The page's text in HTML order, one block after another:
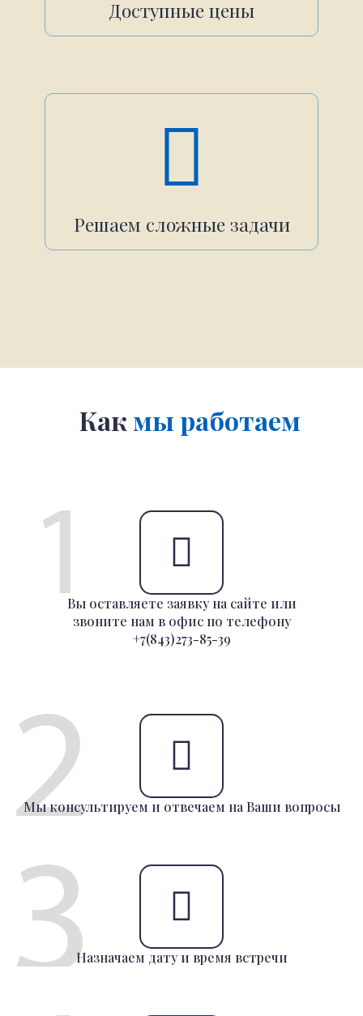
Доступные цены
Решаем сложные задачи
Какмы работаем
Вы оставляете заявку на сайте или
звоните нам в офис по телефону
+7(843)273-85-39
Мы консультируем и отвечаем на Ваши вопросы
Назначаем дату и время встречи